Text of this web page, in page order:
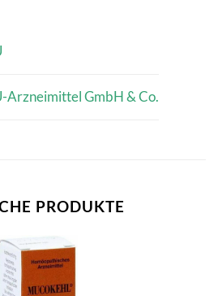
Arzneimittel GmbH & Co.
PRODUKTE